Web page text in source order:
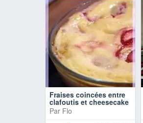
Fraises coincées entre
clafoutis et cheesecake
Par Flo